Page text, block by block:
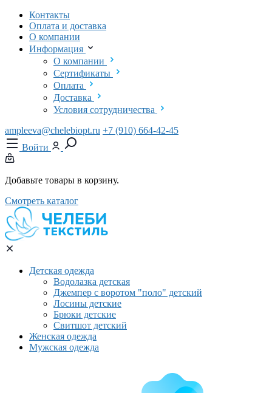
Контакты
Оплата и доставка
О компании
Информация
О компании
Сертификаты
Оплата
Доставка
Условия сотрудничества
ampleeva@chelebiopt.ru +7 (910) 664-42-45
Войти
Добавьте товары в корзину.
Смотреть каталог
Детская одежда
Водолазка детская
Джемпер с воротом "поло" детский
Лосины детские
Брюки детские
Свитшот детский
Женская одежда
Мужская одежда